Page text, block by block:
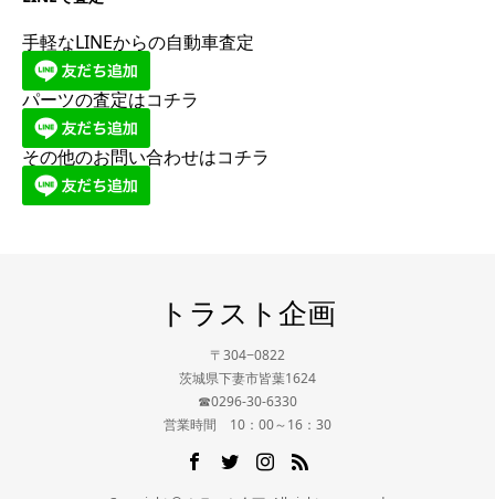
手軽なLINEからの自動車査定
パーツの査定はコチラ
その他のお問い合わせはコチラ
トラスト企画
〒304−0822
茨城県下妻市皆葉1624
☎0296-30-6330
営業時間 10：00～16：30